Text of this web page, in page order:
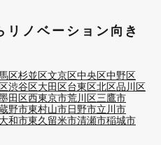
リノベーション向き
区杉並区文京区中央区中野区
渋谷区大田区台東区北区品川区
田区西東京市荒川区三鷹市
野市東村山市日野市立川市
和市東久留米市清瀬市稲城市